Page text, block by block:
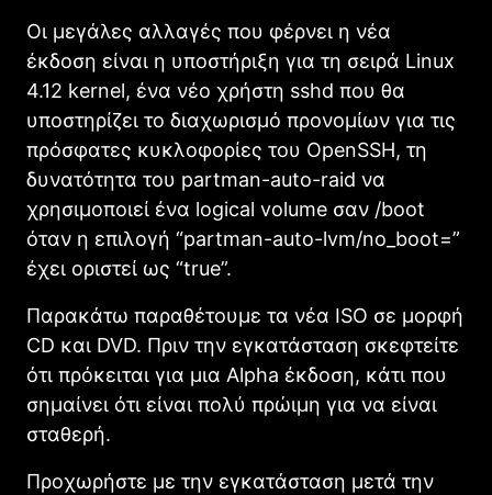
Οι μεγάλες αλλαγές που φέρνει η νέα
έκδοση είναι η υποστήριξη για τη σειρά Linux
4.12 kernel, ένα νέο χρήστη sshd που θα
υποστηρίζει το διαχωρισμό προνομίων για τις
πρόσφατες κυκλοφορίες του OpenSSH, τη
δυνατότητα του partman-auto-raid να
χρησιμοποιεί ένα logical volume σαν /boot
όταν η επιλογή “partman-auto-lvm/no_boot=”
έχει οριστεί ως “true”.
Παρακάτω παραθέτουμε τα νέα ISO σε μορφή
CD και DVD. Πριν την εγκατάσταση σκεφτείτε
ότι πρόκειται για μια Alpha έκδοση, κάτι που
σημαίνει ότι είναι πολύ πρώιμη για να είναι
σταθερή.
Προχωρήστε με την εγκατάσταση μετά την